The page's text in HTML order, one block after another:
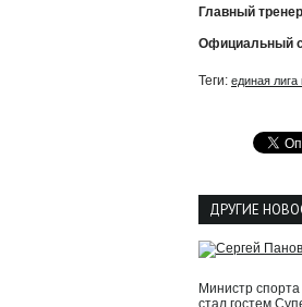
Главный
Официальный
Теги: единая лига
ДРУГИЕ
Министр
стал гостем